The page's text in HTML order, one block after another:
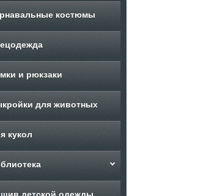
костюмы
и рюкзаки
для животных
кукол